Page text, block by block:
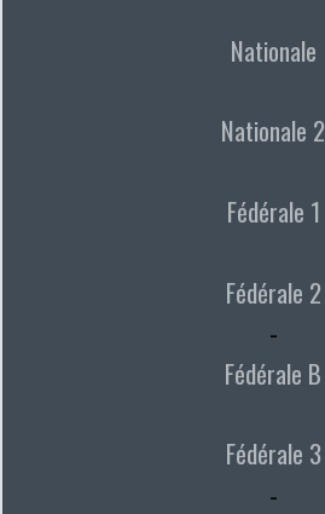
Nationale
Nationale 2
Fédérale 1
Fédérale 2
-
Fédérale B
Fédérale 3
-